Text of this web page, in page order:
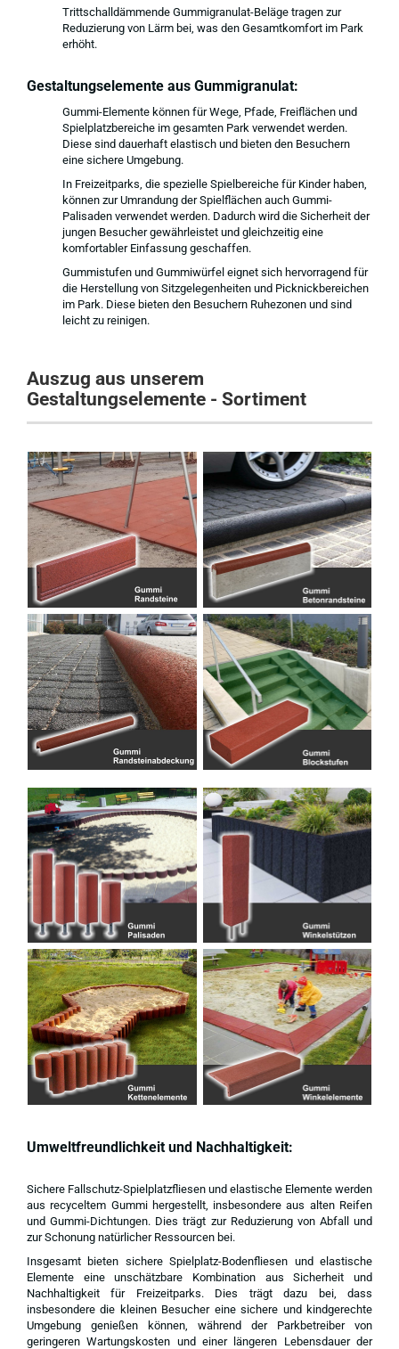
Trittschalldämmende Gummigranulat-Beläge tragen zur
Reduzierung von Lärm bei, was den Gesamtkomfort im Park
erhöht.
Gestaltungselemente aus Gummigranulat:
Gummi-Elemente können für Wege, Pfade, Freiflächen und
Spielplatzbereiche im gesamten Park verwendet werden.
Diese sind dauerhaft elastisch und bieten den Besuchern
eine sichere Umgebung.
In Freizeitparks, die spezielle Spielbereiche für Kinder haben,
können zur Umrandung der Spielflächen auch Gummi-
Palisaden verwendet werden. Dadurch wird die Sicherheit der
jungen Besucher gewährleistet und gleichzeitig eine
komfortabler Einfassung geschaffen.
Gummistufen und Gummiwürfel eignet sich hervorragend für
die Herstellung von Sitzgelegenheiten und Picknickbereichen
im Park. Diese bieten den Besuchern Ruhezonen und sind
leicht zu reinigen.
Auszug aus unserem
Gestaltungselemente - Sortiment
Umweltfreundlichkeit und Nachhaltigkeit:
Sichere Fallschutz-Spielplatzfliesen und elastische Elemente werden
aus recyceltem Gummi hergestellt, insbesondere aus alten Reifen
und Gummi-Dichtungen. Dies trägt zur Reduzierung von Abfall und
zur Schonung natürlicher Ressourcen bei.
Insgesamt bieten sichere Spielplatz-Bodenfliesen und elastische
Elemente eine unschätzbare Kombination aus Sicherheit und
Nachhaltigkeit für Freizeitparks. Dies trägt dazu bei, dass
insbesondere die kleinen Besucher eine sichere und kindgerechte
Umgebung genießen können, während der Parkbetreiber von
geringeren Wartungskosten und einer längeren Lebensdauer der